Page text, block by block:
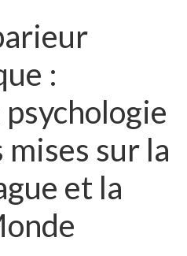
:
mises sur la
et la